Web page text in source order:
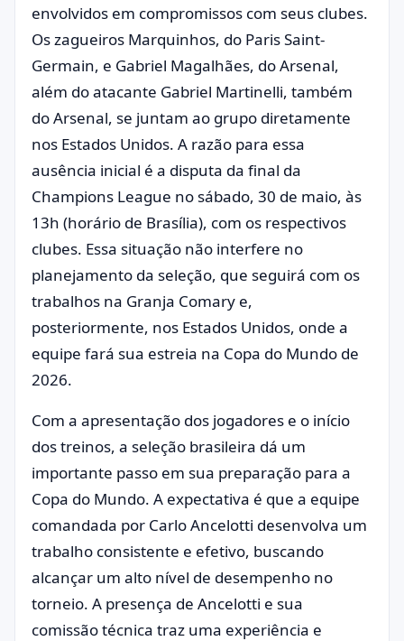
envolvidos em compromissos com seus clubes.
Os zagueiros Marquinhos, do Paris Saint-
Germain, e Gabriel Magalhães, do Arsenal,
além do atacante Gabriel Martinelli, também
do Arsenal, se juntam ao grupo diretamente
nos Estados Unidos. A razão para essa
ausência inicial é a disputa da final da
Champions League no sábado, 30 de maio, às
13h (horário de Brasília), com os respectivos
clubes. Essa situação não interfere no
planejamento da seleção, que seguirá com os
trabalhos na Granja Comary e,
posteriormente, nos Estados Unidos, onde a
equipe fará sua estreia na Copa do Mundo de
2026.
Com a apresentação dos jogadores e o início
dos treinos, a seleção brasileira dá um
importante passo em sua preparação para a
Copa do Mundo. A expectativa é que a equipe
comandada por Carlo Ancelotti desenvolva um
trabalho consistente e efetivo, buscando
alcançar um alto nível de desempenho no
torneio. A presença de Ancelotti e sua
comissão técnica traz uma experiência e